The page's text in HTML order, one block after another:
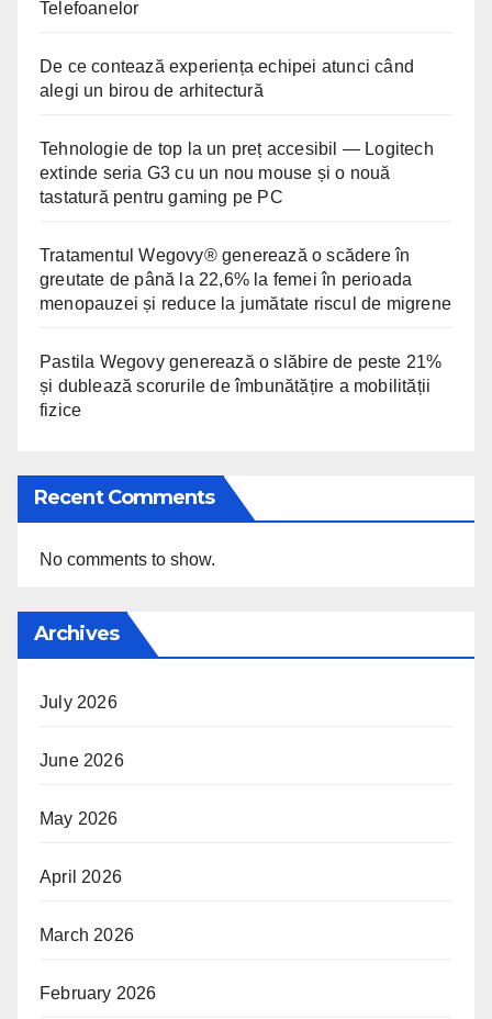
Telefoanelor
De ce contează experiența echipei atunci când
alegi un birou de arhitectură
Tehnologie de top la un preț accesibil — Logitech
extinde seria G3 cu un nou mouse și o nouă
tastatură pentru gaming pe PC
Tratamentul Wegovy® generează o scădere în
greutate de până la 22,6% la femei în perioada
menopauzei și reduce la jumătate riscul de migrene
Pastila Wegovy generează o slăbire de peste 21%
și dublează scorurile de îmbunătățire a mobilității
fizice
Recent Comments
No comments to show.
Archives
July 2026
June 2026
May 2026
April 2026
March 2026
February 2026